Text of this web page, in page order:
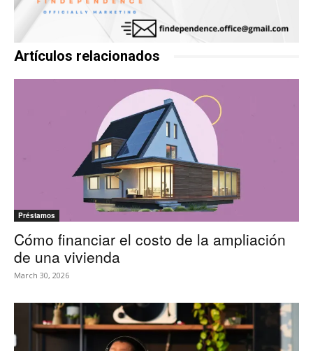
Artículos relacionados
Préstamos
Cómo financiar el costo de la ampliación
de una vivienda
March 30, 2026